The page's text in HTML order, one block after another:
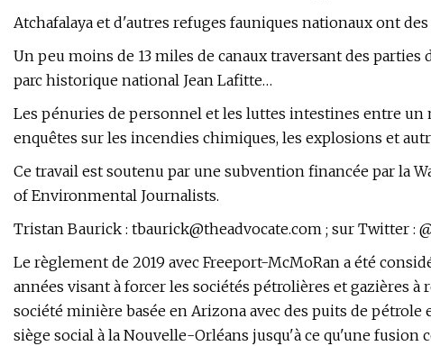
Atchafalaya et d'autres refuges fauniques nationaux ont
Un peu moins de 13 miles de canaux traversant des parties
parc historique national Jean Lafitte…
Les pénuries de personnel et les luttes intestines entre
enquêtes sur les incendies chimiques, les explosions et
Ce travail est soutenu par une subvention financée par la
of Environmental Journalists.
Tristan Baurick : tbaurick@theadvocate.com ; sur Twitter :
Le règlement de 2019 avec Freeport-McMoRan a été
années visant à forcer les sociétés pétrolières et gazières
société minière basée en Arizona avec des puits de pétrole
siège social à la Nouvelle-Orléans jusqu'à ce qu'une fusion